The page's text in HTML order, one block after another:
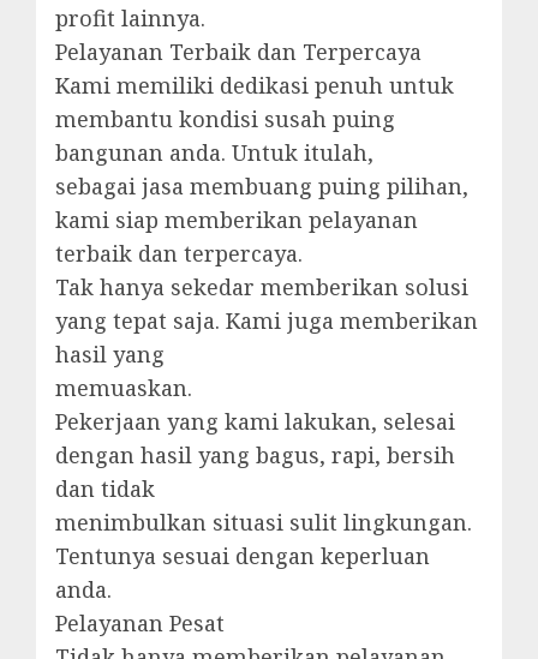
profit lainnya.
Pelayanan Terbaik dan Terpercaya
Kami memiliki dedikasi penuh untuk
membantu kondisi susah puing
bangunan anda. Untuk itulah,
sebagai jasa membuang puing pilihan,
kami siap memberikan pelayanan
terbaik dan terpercaya.
Tak hanya sekedar memberikan solusi
yang tepat saja. Kami juga memberikan
hasil yang
memuaskan.
Pekerjaan yang kami lakukan, selesai
dengan hasil yang bagus, rapi, bersih
dan tidak
menimbulkan situasi sulit lingkungan.
Tentunya sesuai dengan keperluan
anda.
Pelayanan Pesat